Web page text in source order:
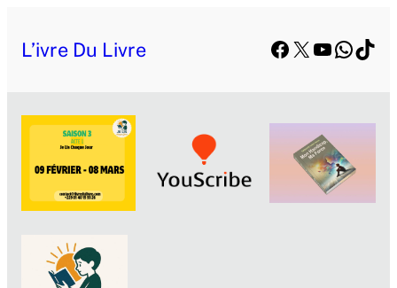
L’ivre Du Livre Facebook
X YouTube